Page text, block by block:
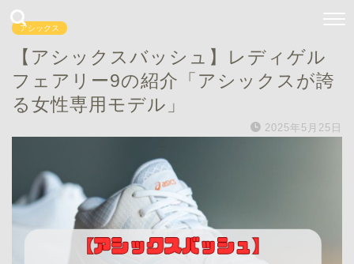
アシックス
【アシックスバッシュ】レディゲル
フェアリー9の紹介「アシックスが誇
る女性専用モデル」
2025年5月25日